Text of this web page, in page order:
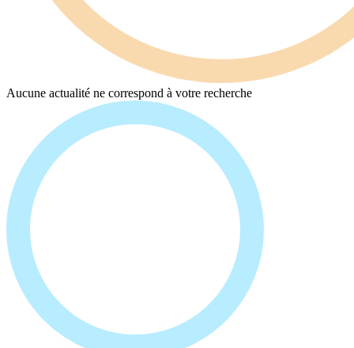
Aucune actualité ne correspond à votre recherche